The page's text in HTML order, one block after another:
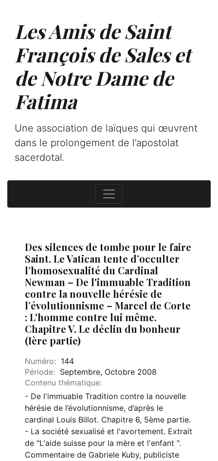
Les Amis de Saint
François de Sales et
de Notre Dame de
Fatima
Une association de laïques qui œuvrent
dans le prolongement de l’apostolat
sacerdotal.
Des silences de tombe pour le faire
Saint. Le Vatican tente d’occulter
l’homosexualité du Cardinal
Newman – De l'immuable Tradition
contre la nouvelle hérésie de
l’évolutionnisme – Marcel de Corte
: L'homme contre lui même.
Chapitre V. Le déclin du bonheur
(Ière partie)
Numéro: 144
Période: Septembre, Octobre 2008
Contenu thématique:
- De l'immuable Tradition contre la nouvelle
hérésie de l’évolutionnisme, d’après le
cardinal Louis Billot. Chapitre 6, 5ème partie.
- La société sexualisé et l'avortement. Extrait
de "L'aide suisse pour la mère et l'enfant ".
Commentaire de Gabriele Kuby, publiciste